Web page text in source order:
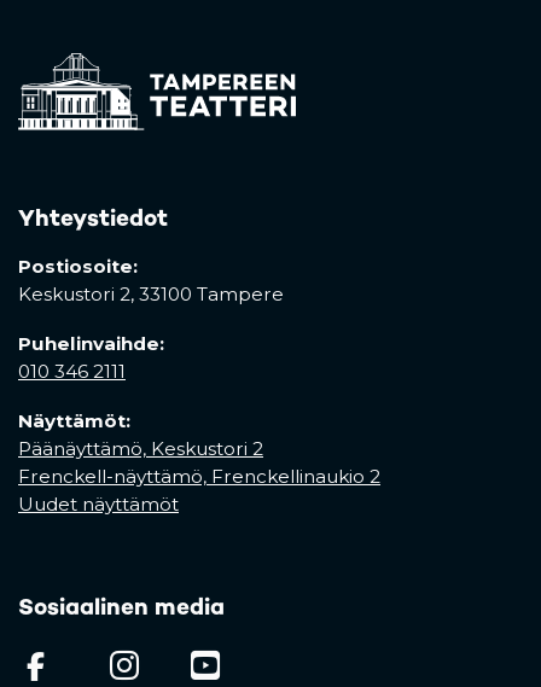
Yhteystiedot
Postiosoite:
Keskustori 2, 33100 Tampere
Puhelinvaihde:
010 346 2111
Näyttämöt:
Päänäyttämö, Keskustori 2
Frenckell-näyttämö, Frenckellinaukio 2
Uudet näyttämöt
Sosiaalinen media
(opens in a new tab)
(opens in a new tab)